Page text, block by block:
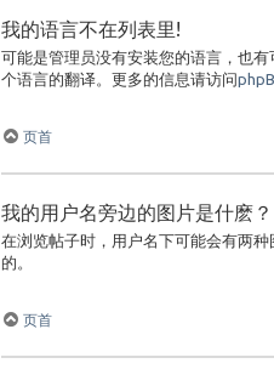
我的语言不在列表里!
可能是管理员没有安装您的语言，也
个语言的翻译。更多的信息请访问
页首
我的用户名旁边的图片是什麽？
在浏览帖子时，用户名下可能会有两
的。
页首